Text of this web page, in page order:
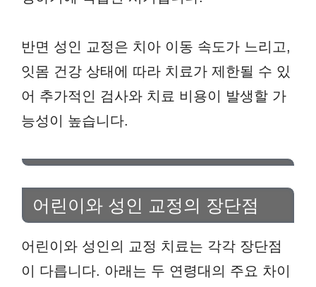
반면 성인 교정은 치아 이동 속도가 느리고,
잇몸 건강 상태에 따라 치료가 제한될 수 있
어 추가적인 검사와 치료 비용이 발생할 가
능성이 높습니다.
어린이와 성인 교정의 장단점
어린이와 성인의 교정 치료는 각각 장단점
이 다릅니다. 아래는 두 연령대의 주요 차이